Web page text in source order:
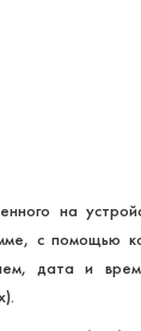
на
с помощью
дата и